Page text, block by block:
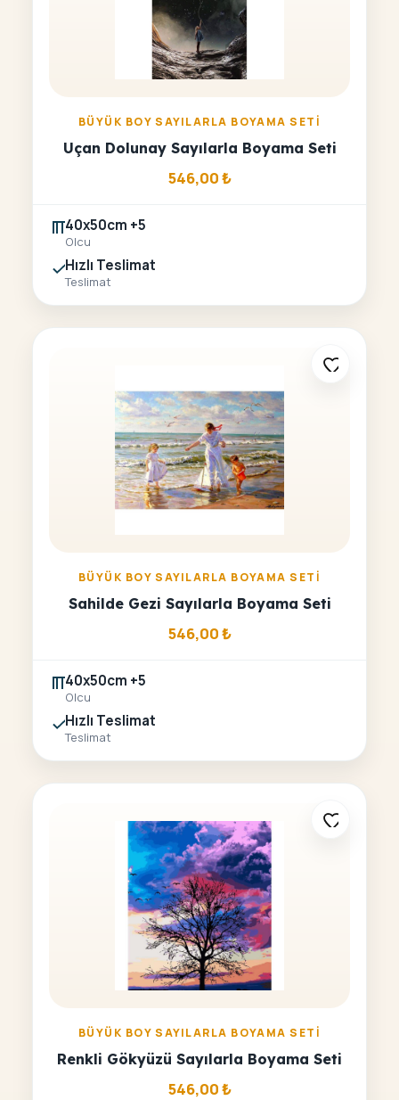
BÜYÜK BOY SAYILARLA BOYAMA SETI
Uçan Dolunay Sayılarla Boyama Seti
546,00₺
40x50cm +5
Olcu
Hızlı Teslimat
Teslimat
BÜYÜK BOY SAYILARLA BOYAMA SETI
Sahilde Gezi Sayılarla Boyama Seti
546,00₺
40x50cm +5
Olcu
Hızlı Teslimat
Teslimat
BÜYÜK BOY SAYILARLA BOYAMA SETI
Renkli Gökyüzü Sayılarla Boyama Seti
546,00₺